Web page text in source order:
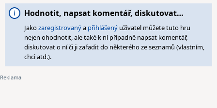
Hodnotit, napsat komentář, diskutovat…
Jakozaregistrovanýa přihlášený uživatel můžete tuto hru
nejen ohodnotit, ale také k ní případně napsat komentář,
diskutovat o ní či ji zařadit do některého ze seznamů (vlastním,
chci atd.).